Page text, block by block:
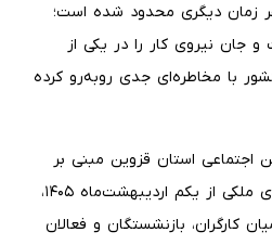
زمان دیگری محدود شده است؛
جان نیروی کار را در یکی از
با مخاطره‌ای جدی روبه‌رو کرده
اجتماعی استان قزوین مبنی بر
تعطیلی شیفت شب درمانگاه‌های ملکی از یکم اردیبهشت‌ماه ۱۴۰۵،
کارگران، بازنشستگان و فعالان